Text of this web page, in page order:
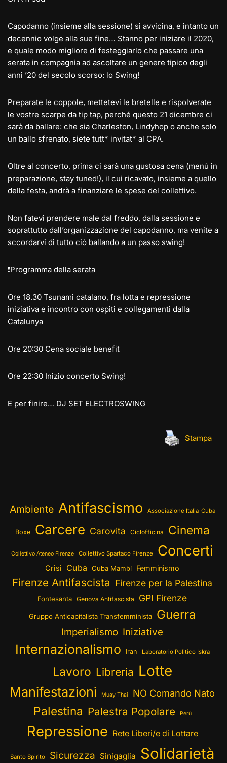
Capodanno (insieme alla sessione) si avvicina, e intanto un
decennio volge alla sue fine… Stanno per iniziare il 2020,
e quale modo migliore di festeggiarlo che passare una
serata in compagnia ad ascoltare un genere tipico degli
anni ’20 del secolo scorso: lo Swing!
Preparate le coppole, mettetevi le bretelle e rispolverate
le vostre scarpe da tip tap, perché questo 21 dicembre ci
sarà da ballare: che sia Charleston, Lindyhop o anche solo
un ballo sfrenato, siete tutt* invitat* al CPA.
Oltre al concerto, prima ci sarà una gustosa cena (menù in
preparazione, stay tuned!), il cui ricavato, insieme a quello
della festa, andrà a finanziare le spese del collettivo.
Non fatevi prendere male dal freddo, dalla sessione e
soprattutto dall’organizzazione del capodanno, ma venite a
sccordarvi di tutto ciò ballando a un passo swing!
❗Programma della serata
Ore 18.30 Tsunami catalano, fra lotta e repressione
iniziativa e incontro con ospiti e collegamenti dalla
Catalunya
Ore 20:30 Cena sociale benefit
Ore 22:30 Inizio concerto Swing!
E per finire… DJ SET ELECTROSWING
Stampa
Ambiente Antifascismo Associazione Italia-Cuba
Boxe Carcere Carovita Ciclofficina Cinema
Collettivo Ateneo Firenze Collettivo Spartaco Firenze Concerti
Crisi Cuba Cuba Mambí Femminismo
Firenze Antifascista Firenze per la Palestina
Fontesanta Genova Antifascista GPI Firenze
Gruppo Anticapitalista Transfemminista Guerra
Imperialismo Iniziative
Internazionalismo Iran Laboratorio Politico Iskra
Lavoro Libreria Lotte
Manifestazioni Muay Thai NO Comando Nato
Palestina Palestra Popolare Perù
Repressione Rete Liberi/e di Lottare
Santo Spirito Sicurezza Sinigaglia Solidarietà